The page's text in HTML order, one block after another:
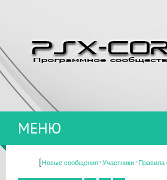
МЕНЮ
[Новые сообщения·Участники·